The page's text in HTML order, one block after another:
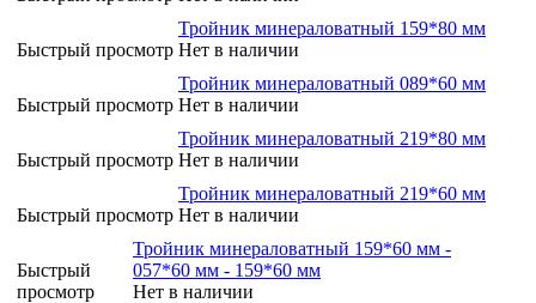
Быстрый просмотр
Тройник минераловатный 159*80 мм
Нет в наличии
Быстрый просмотр
Тройник минераловатный 089*60 мм
Нет в наличии
Быстрый просмотр
Тройник минераловатный 219*80 мм
Нет в наличии
Быстрый просмотр
Тройник минераловатный 219*60 мм
Нет в наличии
Быстрый
просмотр
Тройник минераловатный 159*60 мм -
057*60 мм - 159*60 мм
Нет в наличии